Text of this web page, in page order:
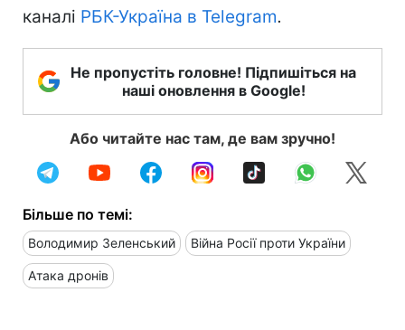
каналі РБК-Україна в Telegram.
Не пропустіть головне! Підпишіться на
наші оновлення в Google!
Або читайте нас там, де вам зручно!
Більше по темі:
Володимир Зеленський Війна Росії проти України
Атака дронів